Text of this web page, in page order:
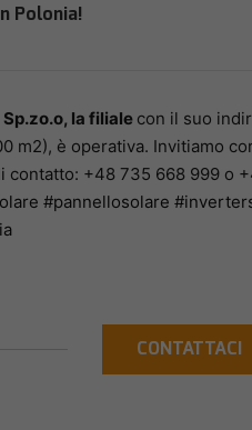
Polonia!
la filiale con il suo
m2), è operativa. Invitiamo
contatto: +48 735 668 999 o
#pannellosolare
CONTATTACI